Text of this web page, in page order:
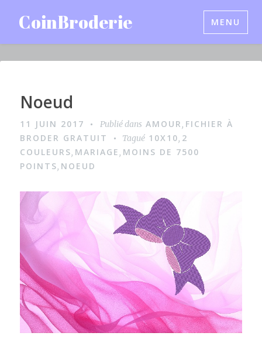
contenu
principal
CoinBroderie MENU
I
a
g
e
Noeud
11 JUIN 2017 Publié dans AMOUR, FICHIER À
BRODER GRATUIT
Tagué 10X10, 2
COULEURS, MARIAGE, MOINS DE 7500
POINTS, NOEUD